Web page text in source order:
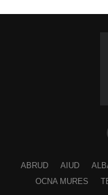
ABRUD AIUD
OCNA MURES